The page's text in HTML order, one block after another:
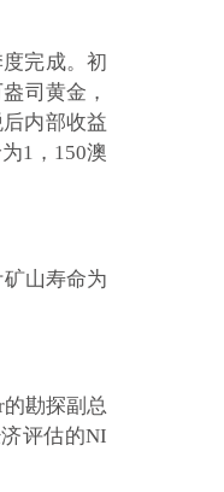
完成。初
司黄金，
内部收益
1，150澳
山寿命为
的勘探副总
评估的NI